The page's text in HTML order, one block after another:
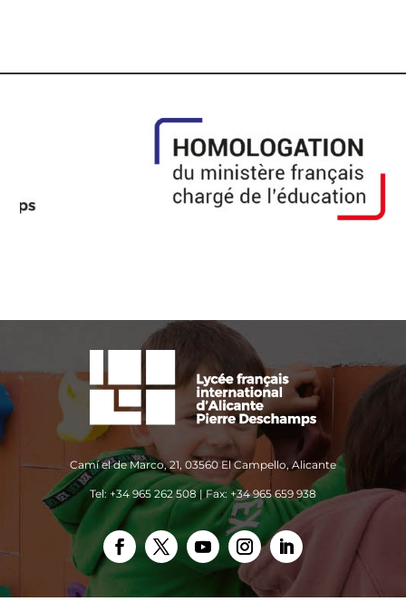
Camí el de Marco, 21, 03560 El Campello, Alicante
Tel: +34 965 262 508 | Fax: +34 965 659 938